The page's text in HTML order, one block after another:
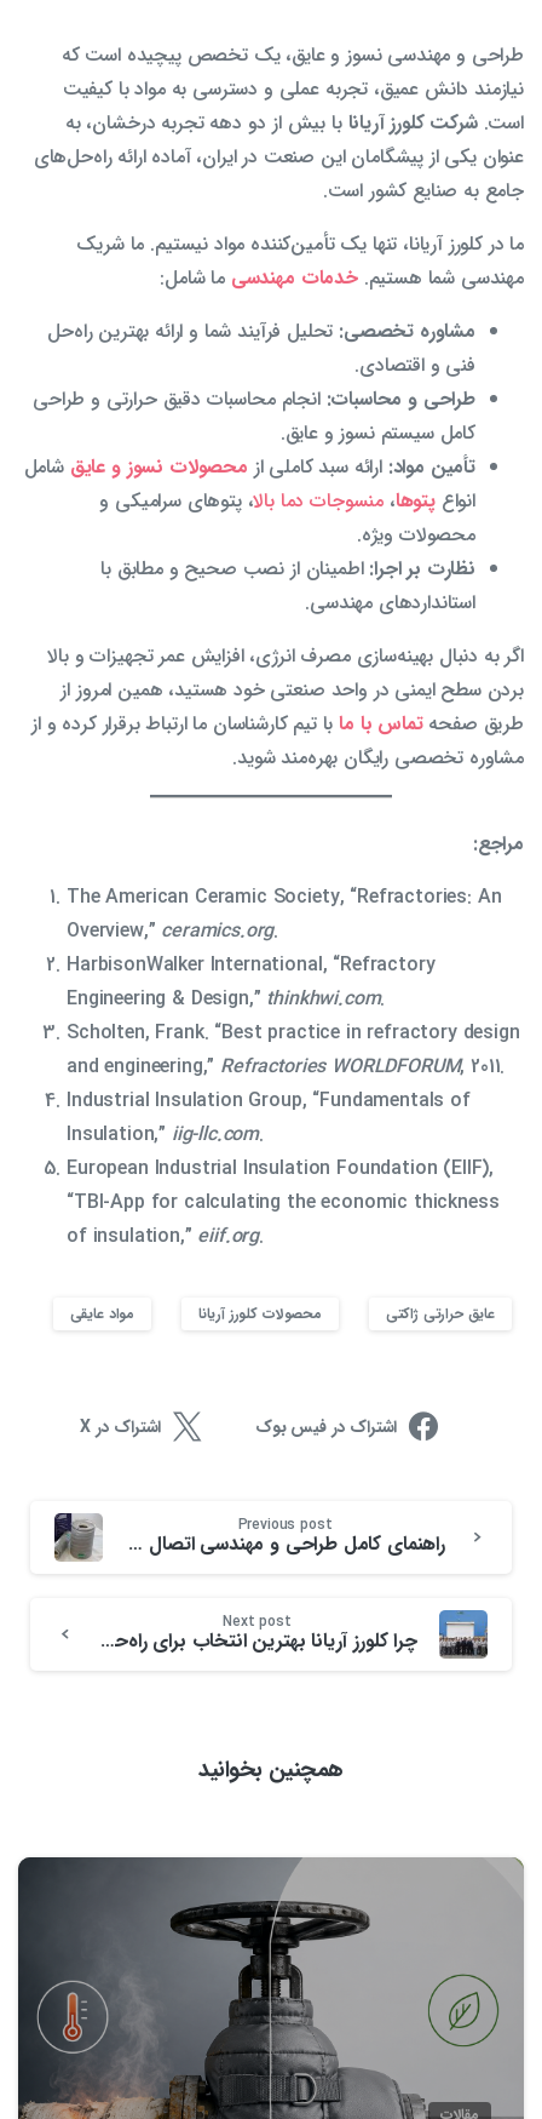
طراحی و مهندسی نسوز و عایق، یک تخصص پیچیده است که
نیازمند دانش عمیق، تجربه عملی و دسترسی به مواد با کیفیت
است.شرکت کلورز آریانا با بیش از دو دهه تجربه درخشان، به
عنوان یکی از پیشگامان این صنعت در ایران، آماده ارائه راه‌حل‌های
جامع به صنایع کشور است.
ما در کلورز آریانا، تنها یک تأمین‌کننده مواد نیستیم. ما شریک
مهندسی شما هستیم.خدمات مهندسی ما شامل:
مشاوره تخصصی: تحلیل فرآیند شما و ارائه بهترین راه‌حل
فنی و اقتصادی.
طراحی و محاسبات: انجام محاسبات دقیق حرارتی و طراحی
کامل سیستم نسوز و عایق.
تأمین مواد: ارائه سبد کاملی از محصولات نسوز و عایق شامل
انواعپتوها، منسوجات دما بالا، پتوهای سرامیکی و
محصولات ویژه.
نظارت بر اجرا: اطمینان از نصب صحیح و مطابق با
استانداردهای مهندسی.
اگر به دنبال بهینه‌سازی مصرف انرژی، افزایش عمر تجهیزات و بالا
بردن سطح ایمنی در واحد صنعتی خود هستید، همین امروز از
طریق صفحهتماس با مابا تیم کارشناسان ما ارتباط برقرار کرده و از
مشاوره تخصصی رایگان بهره‌مند شوید.
مراجع:
The American Ceramic Society, “Refractories: An
Overview,” ceramics.org.
HarbisonWalker International, “Refractory
Engineering & Design,” thinkhwi.com.
Scholten, Frank. “Best practice in refractory design
and engineering,” Refractories WORLDFORUM, 2011.
Industrial Insulation Group, “Fundamentals of
Insulation,” iig-llc.com.
European Industrial Insulation Foundation (EIIF),
“TBI-App for calculating the economic thickness
of insulation,” eiif.org.
عایق حرارتی ژاکتی محصولات کلورز آریانا مواد عایقی
اشتراک در فیس بوک اشتراک در X
Previous post
راهنمای کامل طراحی و مهندسی اتصال پارچه‌ای فنری (اتصالات انبساطی) Spring Joint
Next post
چرا کلورز آریانا بهترین انتخاب برای راه‌حل‌های عایق‌بندی حرارتی و صنعتی است؟
همچنین بخوانید